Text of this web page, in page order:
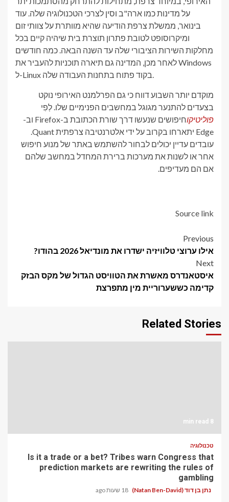
על מדינות כמו ארה"ב וסין לצרכי הטכנולוגיה שלה. עוד
בינואר, ממשלת צרפת הודיעה שהיא מוותרת על צוותי זום
ומיקרוסופט לטובת פתרון תוצרת בית שיהיה קיים בכל
מחלקות השירות הציבורי שלה עד השנה הבאה. כמה חודשים
לאחר מכן, המדינה גם תיארה תוכניות להעביר את Windows
ל-Linux בקוד פתוח בתחנות העבודה שלה.
מוקדם יותר השבוע דווח כי גם הפרלמנט האירופי נוקט
בצעדים להתנער מגוגל במחשבים הפנימיים שלו. לְפִי
פוליטיקו
חיפושים שנעשו דרך שורת הכתובת ב-Firefox וב-
Edge יתארחו בקרוב על ידי אלטרנטיבה צרפתית Quant.
עובדים עדיין יכולים לבחור להשתמש באתר של מנוע חיפוש
אחר או לשנות את מערכות ברירת המחדל במחשב שלהם
אם הם מעדיפים.
Source link
Post
navigation
Previous
אילו ערוצי טלוויזיה ישדרו את מונדיאל 2026 בהודו?
Next
איסטאנדרס מאשרת את הטוויסט הגדול של מקס הבזק
קדימה כששערוריית מין מתפרצת
Related Stories
8 min read
טכנולוגיה
Is it a trade or a bet? Tribes warn Congress that
prediction markets are rewriting the rules of
gambling
נתן בן דוד (Natan Ben-David) 18 שעות ago